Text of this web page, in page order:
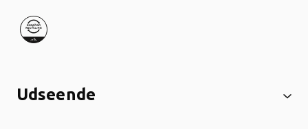
Udseende